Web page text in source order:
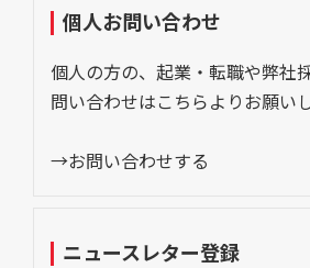
個人お問い合わせ
個人の方の、起業・転職や弊社
問い合わせはこちらよりお願いし
→お問い合わせする
ニュースレター登録